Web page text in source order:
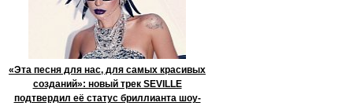
«Эта песня для нас, для самых красивых
созданий»: новый трек SEVILLE
подтвердил её статус бриллианта шоу-